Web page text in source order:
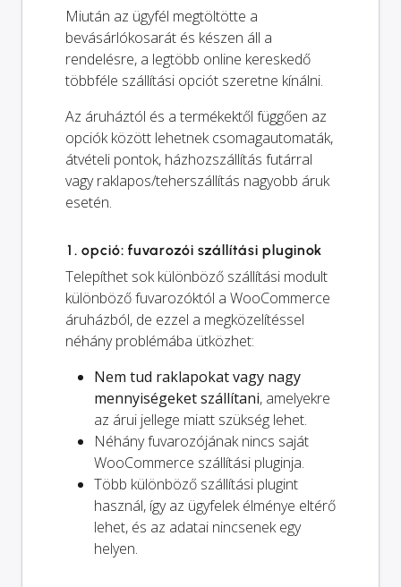
Miután az ügyfél megtöltötte a
bevásárlókosarát és készen áll a
rendelésre, a legtöbb online kereskedő
többféle szállítási opciót szeretne kínálni.
Az áruháztól és a termékektől függően az
opciók között lehetnek csomagautomaták,
átvételi pontok, házhozszállítás futárral
vagy raklapos/teherszállítás nagyobb áruk
esetén.
1. opció: fuvarozói szállítási pluginok
Telepíthet sok különböző szállítási modult
különböző fuvarozóktól a WooCommerce
áruházból, de ezzel a megközelítéssel
néhány problémába ütközhet:
Nem tud raklapokat vagy nagy
mennyiségeket szállítani, amelyekre
az árui jellege miatt szükség lehet.
Néhány fuvarozójának nincs saját
WooCommerce szállítási pluginja.
Több különböző szállítási plugint
használ, így az ügyfelek élménye eltérő
lehet, és az adatai nincsenek egy
helyen.